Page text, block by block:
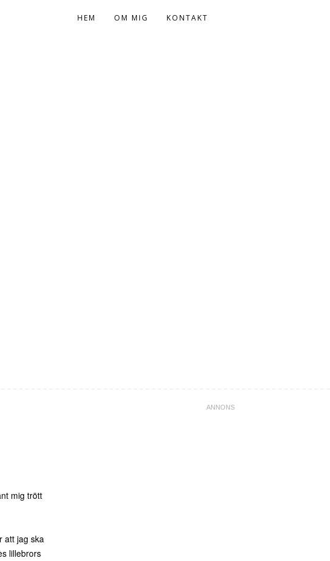
HEM OM MIG KONTAKT
mig trött
att jag ska
lillebrors